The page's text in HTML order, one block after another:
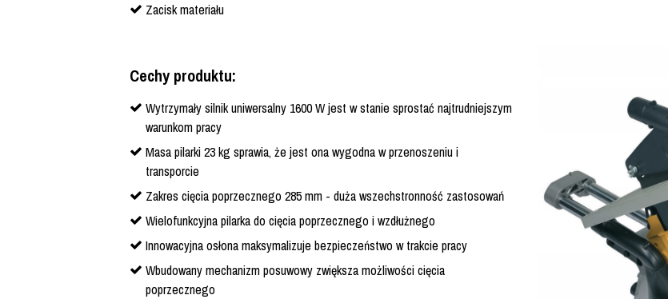
Zacisk materiału
Cechy produktu:
Wytrzymały silnik uniwersalny 1600 W jest w stanie sprostać najtrudniejszym
warunkom pracy
Masa pilarki 23 kg sprawia, że jest ona wygodna w przenoszeniu i
transporcie
Zakres cięcia poprzecznego 285 mm - duża wszechstronność zastosowań
Wielofunkcyjna pilarka do cięcia poprzecznego i wzdłużnego
Innowacyjna osłona maksymalizuje bezpieczeństwo w trakcie pracy
Wbudowany mechanizm posuwowy zwiększa możliwości cięcia
poprzecznego